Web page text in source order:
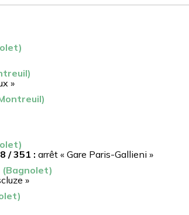
»
/ 351 : arrêt « Gare Paris-Gallieni »
(Bagnolet)
»